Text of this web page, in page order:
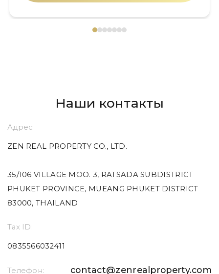
Наши контакты
Адрес:
ZEN REAL PROPERTY CO., LTD.
35/106 VILLAGE MOO. 3, RATSADA SUBDISTRICT
PHUKET PROVINCE, MUEANG PHUKET DISTRICT
83000, THAILAND
Tax ID:
0835566032411
Телефон:
contact@zenrealproperty.com